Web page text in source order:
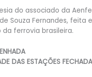
do associado da
Souza Fernandes, feita
ferrovia brasileira.
DAS ESTAÇÕES